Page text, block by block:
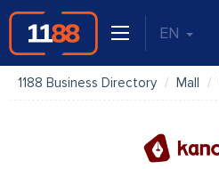
EN
1188 Business Directory Mall